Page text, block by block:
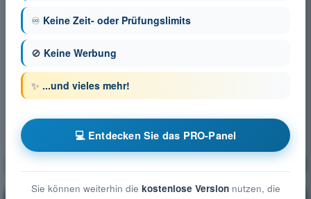
PRO
♾️ Keine Zeit- oder Prüfungslimits
🚫 Keine Werbung
✨ ...und vieles mehr!
💻 Entdecken Sie das PRO-Panel
Sie können weiterhin die kostenlose Versionnutzen, die